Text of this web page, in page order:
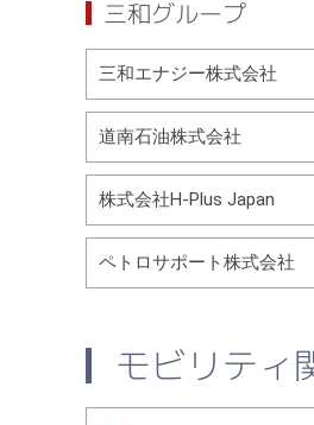
三和グループ
三和エナジー株式会社
道南石油株式会社
株式会社H-Plus Japan
ペトロサポート株式会社
モビリティ